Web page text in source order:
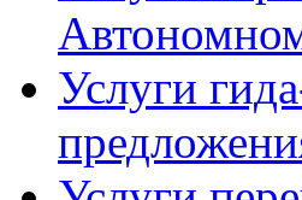
Услуги